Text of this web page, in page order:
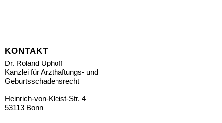
KONTAKT
Dr. Roland Uphoff
Kanzlei für Arzthaftungs- und
Geburtsschadensrecht
Heinrich-von-Kleist-Str. 4
53113 Bonn